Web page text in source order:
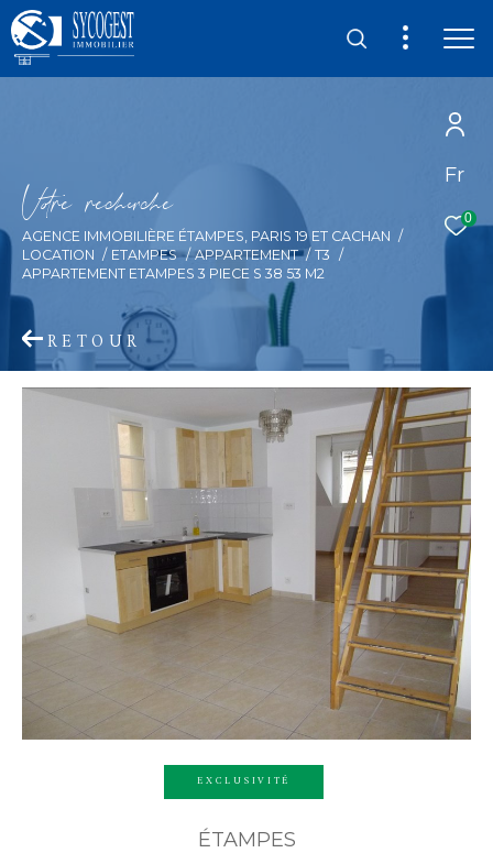
Fr
0
Vore recece
AGENCE IMMOBILIÈRE ÉTAMPES, PARIS 19 ET CACHAN
LOCATION
ETAMPES APPARTEMENT
T3
APPARTEMENT ETAMPES 3 PIECE S 38 53 M2
RETOUR
EXCLUSIVITÉ
ÉTAMPES